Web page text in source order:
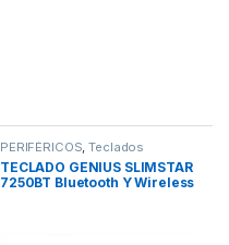
PERIFÉRICOS ,Teclados
TECLADO GENIUS SLIMSTAR
7250BT Bluetooth Y Wireless